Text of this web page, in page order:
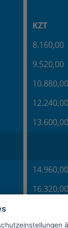
KZT
8.160,00
9.520,00
10.880,00
12.240,00
13.600,00
14.960,00
16.320,00